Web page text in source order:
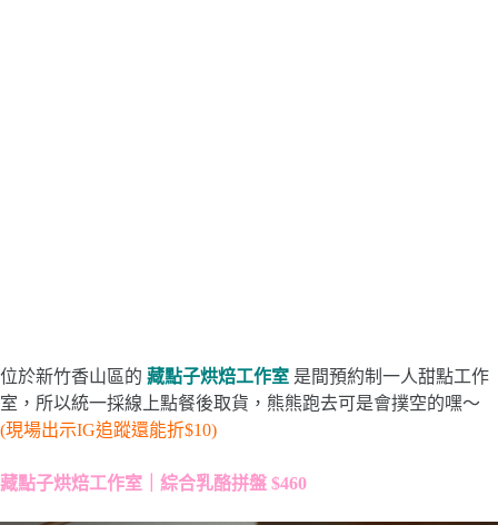
位於新竹香山區的 藏點子烘焙工作室 是間預約制一人甜點工作
室，所以統一採線上點餐後取貨，熊熊跑去可是會撲空的嘿～
(現場出示IG追蹤還能折$10)
藏點子烘焙工作室｜綜合乳酪拼盤 $460